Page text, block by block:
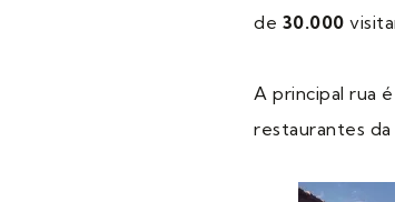
de 30.000
A principal rua é
restaurantes da